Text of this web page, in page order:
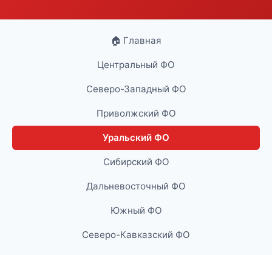
🏠 Главная
Центральный ФО
Северо-Западный ФО
Приволжский ФО
Уральский ФО
Сибирский ФО
Дальневосточный ФО
Южный ФО
Северо-Кавказский ФО